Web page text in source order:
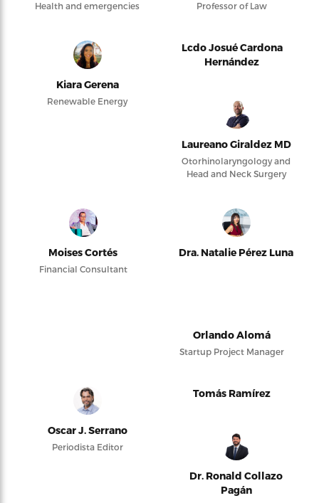
Health and emergencies Professor of Law
Kiara Gerena
Renewable Energy
Lcdo Josué Cardona
Hernández
Laureano Giraldez MD
Otorhinolaryngology and
Head and Neck Surgery
Moises Cortés
Financial Consultant
Dra. Natalie Pérez Luna
Orlando Alomá
Startup Project Manager
Oscar J. Serrano
Periodista Editor
Tomás Ramírez
Dr. Ronald Collazo
Pagán